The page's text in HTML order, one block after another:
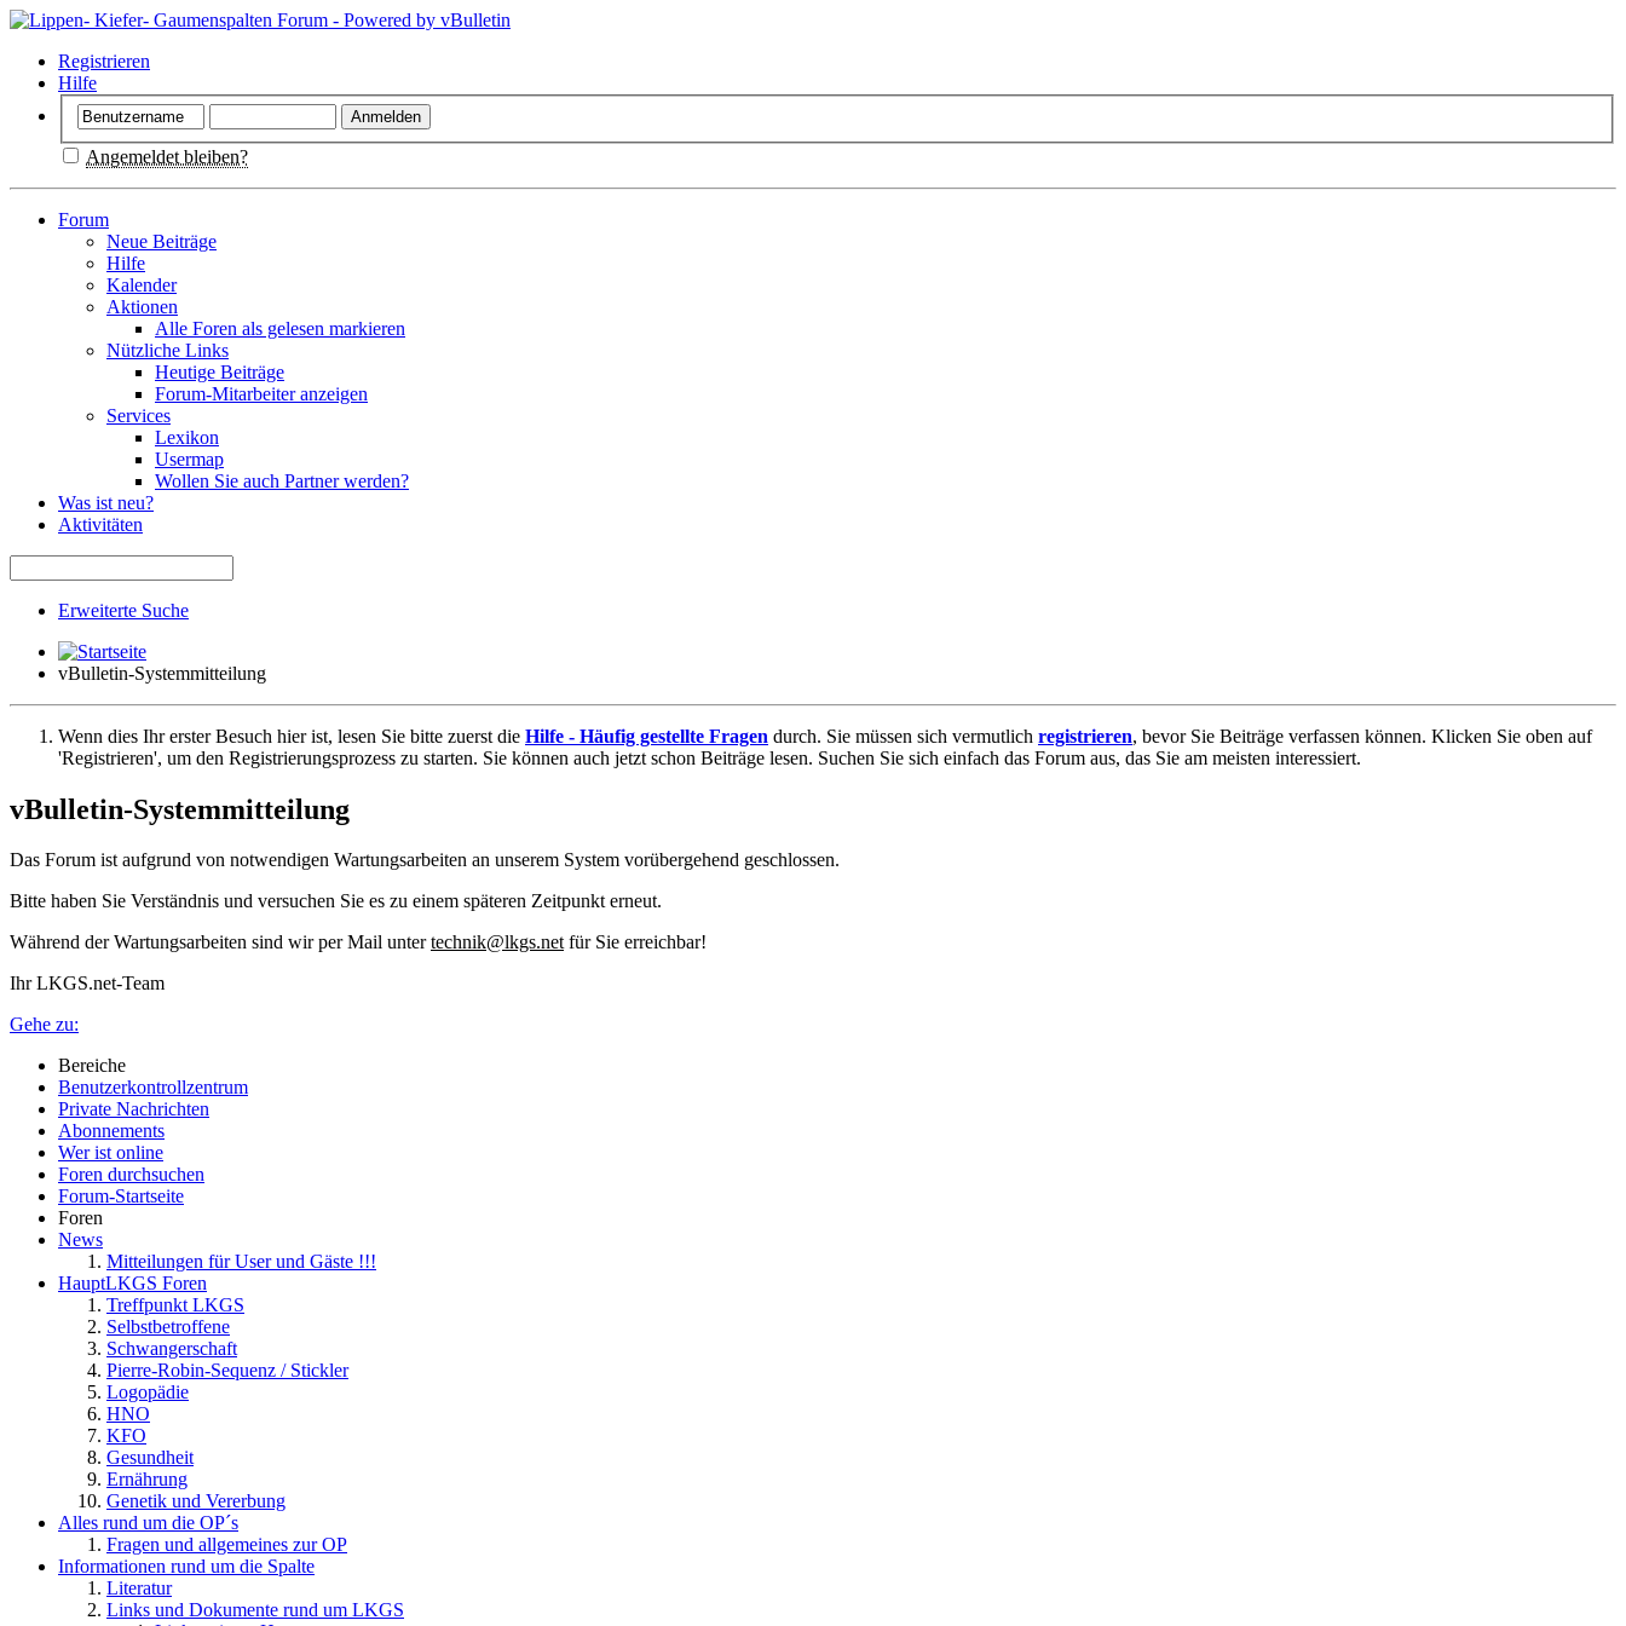
Registrieren
Hilfe
Angemeldet bleiben?
Forum
Neue Beiträge
Hilfe
Kalender
Aktionen
Alle Foren als gelesen markieren
Nützliche Links
Heutige Beiträge
Forum-Mitarbeiter anzeigen
Services
Lexikon
Usermap
Wollen Sie auch Partner werden?
Was ist neu?
Aktivitäten
Erweiterte Suche
vBulletin-Systemmitteilung
Wenn dies Ihr erster Besuch hier ist, lesen Sie bitte zuerst die Hilfe - Häufig gestellte Fragen durch. Sie müssen sich vermutlich registrieren, bevor Sie Beiträge verfassen können. Klicken Sie oben auf
'Registrieren', um den Registrierungsprozess zu starten. Sie können auch jetzt schon Beiträge lesen. Suchen Sie sich einfach das Forum aus, das Sie am meisten interessiert.
vBulletin-Systemmitteilung
Das Forum ist aufgrund von notwendigen Wartungsarbeiten an unserem System vorübergehend geschlossen.
Bitte haben Sie Verständnis und versuchen Sie es zu einem späteren Zeitpunkt erneut.
Während der Wartungsarbeiten sind wir per Mail untertechnik@lkgs.netfür Sie erreichbar!
Ihr LKGS.net-Team
Gehe zu:
Bereiche
Benutzerkontrollzentrum
Private Nachrichten
Abonnements
Wer ist online
Foren durchsuchen
Forum-Startseite
Foren
News
Mitteilungen für User und Gäste !!!
HauptLKGS Foren
Treffpunkt LKGS
Selbstbetroffene
Schwangerschaft
Pierre-Robin-Sequenz / Stickler
Logopädie
HNO
KFO
Gesundheit
Ernährung
Genetik und Vererbung
Alles rund um die OP´s
Fragen und allgemeines zur OP
Informationen rund um die Spalte
Literatur
Links und Dokumente rund um LKGS